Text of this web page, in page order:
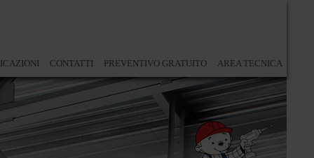
CONTATTI PREVENTIVO GRATUITO AREA TECNICA